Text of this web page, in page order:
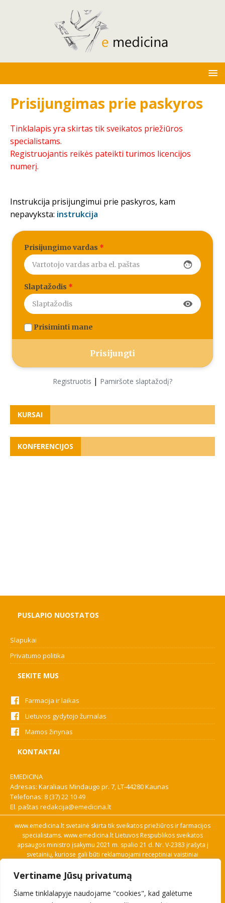
Vertiname Jūsų privatumą
Šiame tinklalapyje naudojame "cookies", kad galėtume
Prisijungimas prie paskyros
Tinklalapis yra skirtas tik sveikatos priežiūros
specialistams.
Registruojantis reikės pateikti turimos licencijos
numerį.
Instrukcija prisijungimui prie paskyros, kam
nepavyksta: instrukcija
Prisijungimo vardas *
face
Slaptažodis *
visibility
Prisiminti mane
Registruotis | Pamiršote slaptažodį?
KURSAI
KONFERENCIJOS
PUSLAPIO NUOSTATOS
Slapukai
Privatumo politika
SEKITE MUS
Farmacija ir laikas
Lietuvos gydytojo žurnalas
Mamos žinynas
KONTAKTAI
EMEDICINA
Adresas: Karaliaus Mindaugo pr. 7, LT-44280 Kaunas
Telefonas: 8 (37) 22 10 49
El. paštas redakcija@emedicina.lt
www.emedicina.lt svetainė skirta tik sveikatos priežiūros ir farmacijos
specialistams. www.emedicina.lt Lietuvos Respublikos sveikatos
apsaugos ministro įsakymu 2021 m. spalio 21 d. Nr. V-2383 įrašyta į
svetainių, kuriose gali būti reklamuojami receptiniai vaistiniai
savo profesinę kvalifikaciją. Naudingos nuorodos: Vaistų ir medicinos
pagalbos priemonių kainų paieška, VVKT tinklalapis, Sveikatos
priežiūros ar farmacijos specialisto pranešimo apie įtariamą